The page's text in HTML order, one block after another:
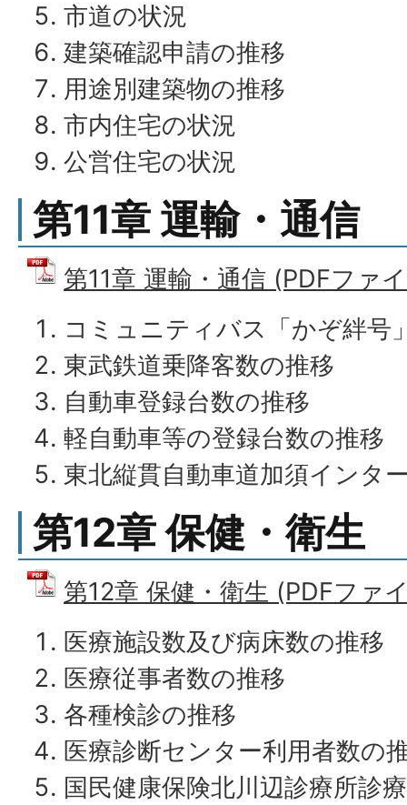
市道の状況
建築確認申請の推移
用途別建築物の推移
市内住宅の状況
公営住宅の状況
第11章 運輸・通信
第11章 運輸・通信 (PDFファ
コミュニティバス「かぞ絆号
東武鉄道乗降客数の推移
自動車登録台数の推移
軽自動車等の登録台数の推移
東北縦貫自動車道加須インタ
第12章 保健・衛生
第12章 保健・衛生 (PDFファ
医療施設数及び病床数の推移
医療従事者数の推移
各種検診の推移
医療診断センター利用者数の
国民健康保険北川辺診療所診